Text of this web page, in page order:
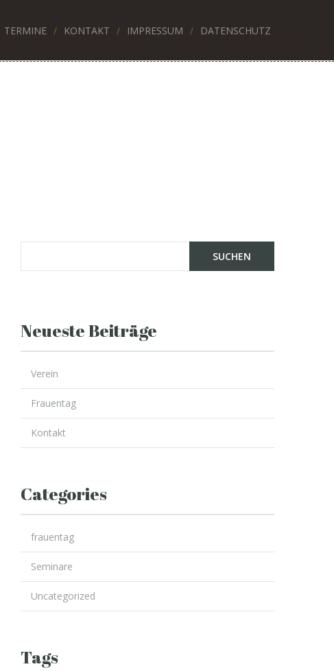
TERMINE KONTAKT IMPRESSUM DATENSCHUTZ
Neueste Beiträge
Verein
Frauentag
Kontakt
Categories
frauentag
Seminare
Uncategorized
Tags